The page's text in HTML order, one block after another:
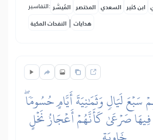
التفاسير: المُيسَّر المختصر السعدي ابن كثير
النفحات المكية | هدايات
لَيَالٖ وَثَمَٰنِيَةَ أَيَّامٍ حُسُومٗاۖ
صَرۡعَىٰ كَأَنَّهُمۡ أَعۡجَازُ نَخۡلٍ